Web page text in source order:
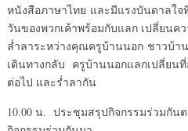
หนังสือภาษาไทย และมีแรงบันดาลใจ
วันของพวกเค้าพร้อมกับแลก เปลี่ยนค
ล่ำลาระหว่างคุณครูบ้านนอก ชาวบ้า
เดินทางกลับ ครูบ้านนอกแลกเปลี่ยน
ต่อไป และร่ำลากัน
10.00 น. ประชุมสรุปกิจกรรมร่วมกัน